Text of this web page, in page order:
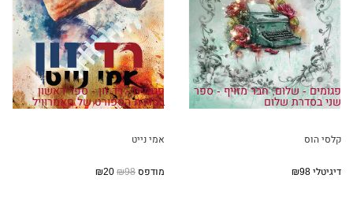
פגומים - שלום, חבר מזויף - ספר
שני בסדרת שלום
קלסי הוס
דיגיטלי₪98
פגומים - רד זון - ספר ראשון
בסדרת הספורט של סאמרוויל
אמי נייט
מודפס₪98